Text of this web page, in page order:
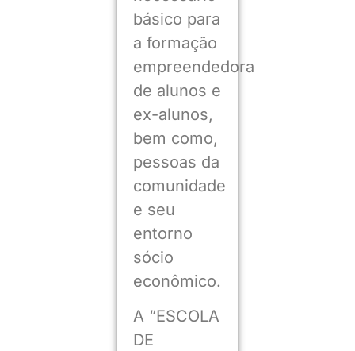
básico para
a formação
empreendedora
de alunos e
ex-alunos,
bem como,
pessoas da
comunidade
e seu
entorno
sócio
econômico.
A “ESCOLA
DE